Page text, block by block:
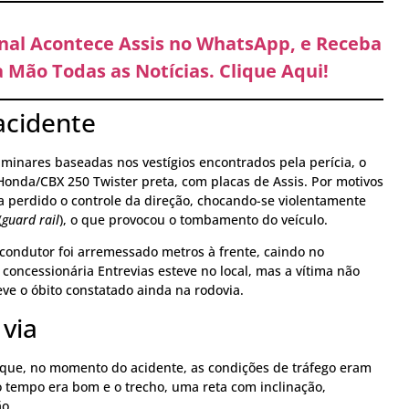
Acontece Assis no WhatsApp, e Receba
Todas as Notícias. Clique Aqui!
baseadas nos vestígios encontrados pela perícia, o
CBX 250 Twister preta, com placas de Assis. Por motivos
perdido o controle da direção, chocando-se violentamente
guard rail), o que provocou o tombamento do veículo.
foi arremessado metros à frente, caindo no
Entrevias esteve no local, mas a vítima não
o óbito constatado ainda na rodovia.
no momento do acidente, as condições de tráfego eram
tempo era bom e o trecho, uma reta com inclinação,